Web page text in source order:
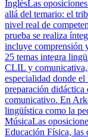
InglésLas
allá del temario: el
nivel real de
prueba se realiza
incluye comprensión
25 temas integra
CLIL y comunicativa,
especialidad donde
preparación
comunicativo. En
lingüística como la
MúsicaLas
Educación Física, las